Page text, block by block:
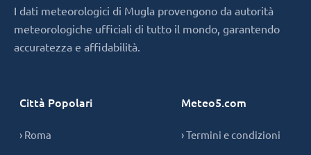
I dati meteorologici di Mugla provengono da autorità
meteorologiche ufficiali di tutto il mondo, garantendo
accuratezza e affidabilità.
Città Popolari
› Roma
Meteo5.com
› Termini e condizioni